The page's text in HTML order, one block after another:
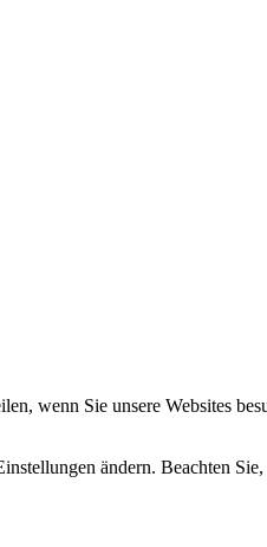
wenn Sie unsere Websites
ändern. Beachten